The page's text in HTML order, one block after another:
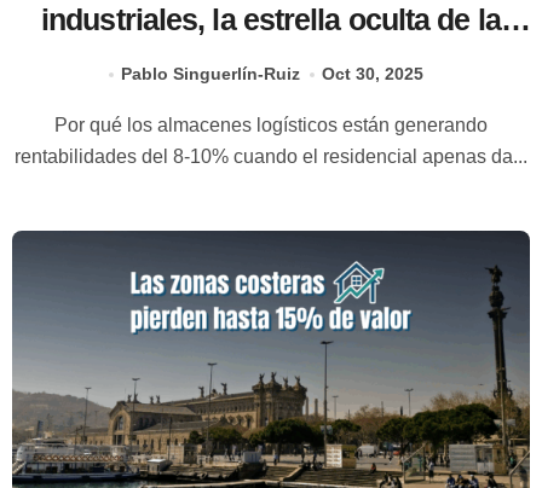
industriales, la estrella oculta de la
inversión 2025
Pablo Singuerlín-Ruiz Oct 30, 2025
Por qué los almacenes logísticos están generando
rentabilidades del 8-10% cuando el residencial apenas da...